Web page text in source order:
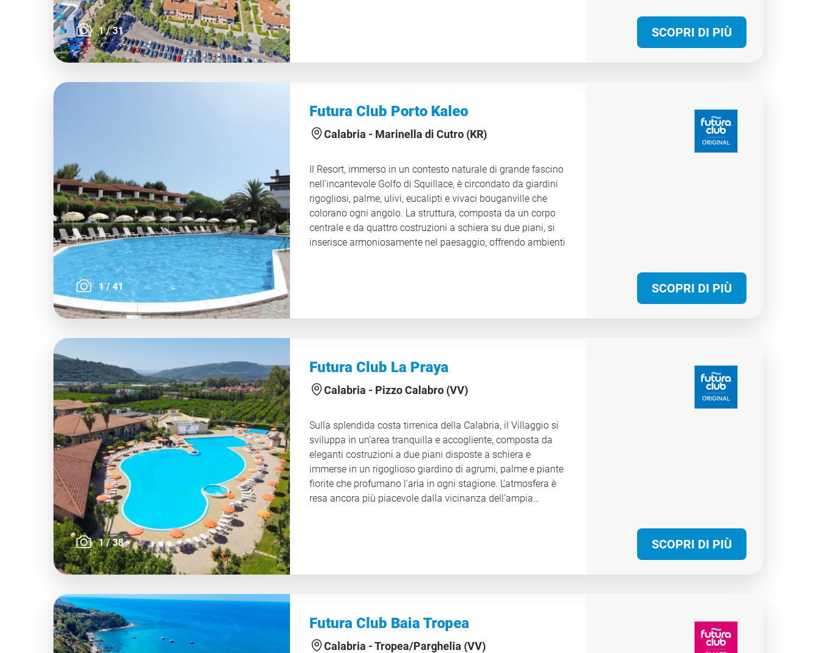
1/31
Residence, perfetta per chi preferisce maggiore autonomia
senza rinunciare alle comodità del villaggio. L’ampia
gamma di strutture, aree verdi curate, piscine, campi sportivi
trasformarsi in un’esperienza piacevole e ricca di attività.
CIN IT078157A1K4FVA4AX
SCOPRI DI PIÙ
1/ 41
Futura Club Porto Kaleo
Calabria - Marinella di Cutro (KR)
Il Resort, immerso in un contesto naturale di grande fascino
nell’incantevole Golfo di Squillace, è circondato da giardini
rigogliosi, palme, ulivi, eucalipti e vivaci bouganville che
colorano ogni angolo. La struttura, composta da un corpo
centrale e da quattro costruzioni a schiera su due piani, si
inserisce armoniosamente nel paesaggio, offrendo ambienti
divertimento, movimento e momenti di puro benessere per
adulti e bambini, trasformando ogni giornata in
un’esperienza piacevole e ricca di emozioni.
SCOPRI DI PIÙ
1/38
Futura Club La Praya
Calabria - Pizzo Calabro (VV)
Sulla splendida costa tirrenica della Calabria, il Villaggio si
sviluppa in un’area tranquilla e accogliente, composta da
eleganti costruzioni a due piani disposte a schiera e
immerse in un rigoglioso giardino di agrumi, palme e piante
fiorite che profumano l’aria in ogni stagione. L’atmosfera è
resa ancora più piacevole dalla vicinanza dell’ampia
animazione, curato da uno staff professionale che propone
giochi, spettacoli serali, laboratori creativi e attività dedicate
ai più piccoli. Grazie a questa combinazione di relax, natura
SCOPRI DI PIÙ
Futura Club Baia Tropea
Calabria -Tropea/Parghelia (VV)